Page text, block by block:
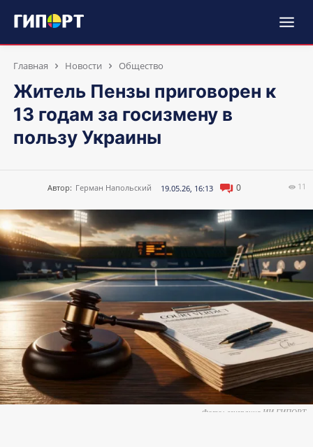
Главная Новости Общество
Житель Пензы приговорен к
13 годам за госизмену в
пользу Украины
Автор: Герман Напольский 19.05.26, 16:13 0 11
Фото: генерация ИИ ГИПОРТ